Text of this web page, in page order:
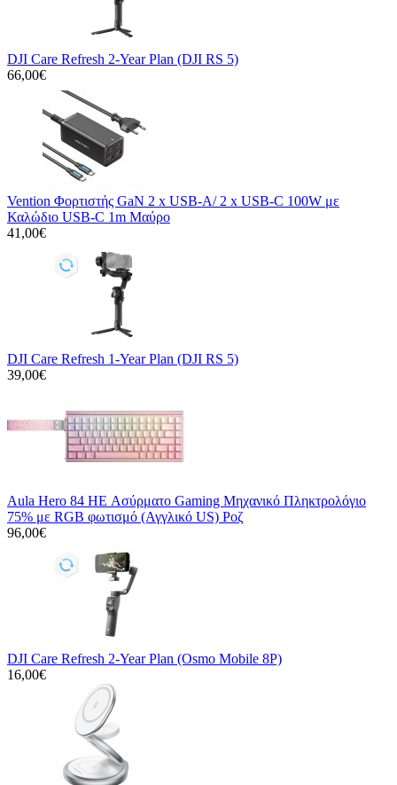
DJI Care Refresh 2-Year Plan (DJI RS 5)
66,00€
Vention Φορτιστής GaN 2 x USB-A/ 2 x USB-C 100W με
Καλώδιο USB-C 1m Μαύρο
41,00€
DJI Care Refresh 1-Year Plan (DJI RS 5)
39,00€
Aula Hero 84 HE Ασύρματο Gaming Μηχανικό Πληκτρολόγιο
75% με RGB φωτισμό (Αγγλικό US) Ροζ
96,00€
DJI Care Refresh 2-Year Plan (Osmo Mobile 8P)
16,00€